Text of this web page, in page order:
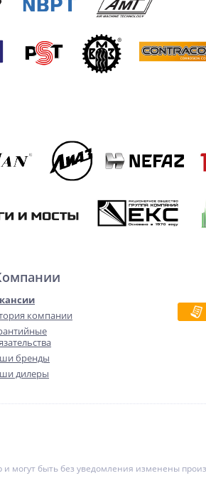
компании
бренды
дилеры
и могут быть без уведомления изменены